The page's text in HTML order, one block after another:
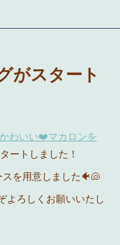
がスタート
わいい❤️マカロンを
ートしました！
を用意しました🐠🐚
よろしくお願いいたし